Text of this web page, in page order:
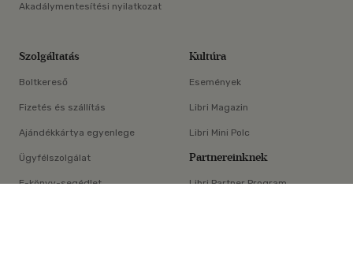
×
Akadálymentesítési nyilatkozat
Szolgáltatás
Boltkereső
Fizetés és szállítás
Ajándékkártya egyenlege
Ügyfélszolgálat
E-könyv-segédlet
Kultúra
Események
Libri Magazin
Libri Mini Polc
Partnereinknek
Libri Partner Program